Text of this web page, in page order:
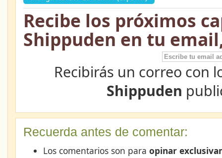
Recibe los próximos
Shippuden en tu
Recibirás un correo con
Shippuden
Recuerda antes de comentar:
Los comentarios son para opinar